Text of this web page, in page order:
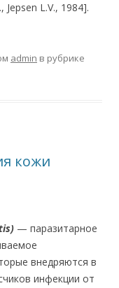
L.V., 1984].
admin в рубрике
кожи
— паразитарное
внедряются в
инфекции от